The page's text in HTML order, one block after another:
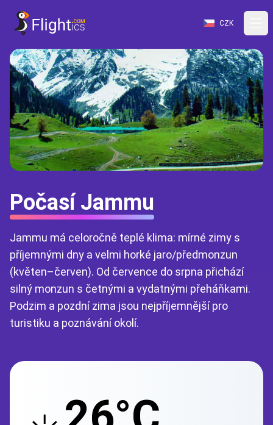
CZK
Počasí Jammu
Jammu má celoročně teplé klima: mírné zimy s
příjemnými dny a velmi horké jaro/předmonzun
(květen–červen). Od července do srpna přichází
silný monzun s četnými a vydatnými přeháňkami.
Podzim a pozdní zima jsou nejpříjemnější pro
turistiku a poznávání okolí.